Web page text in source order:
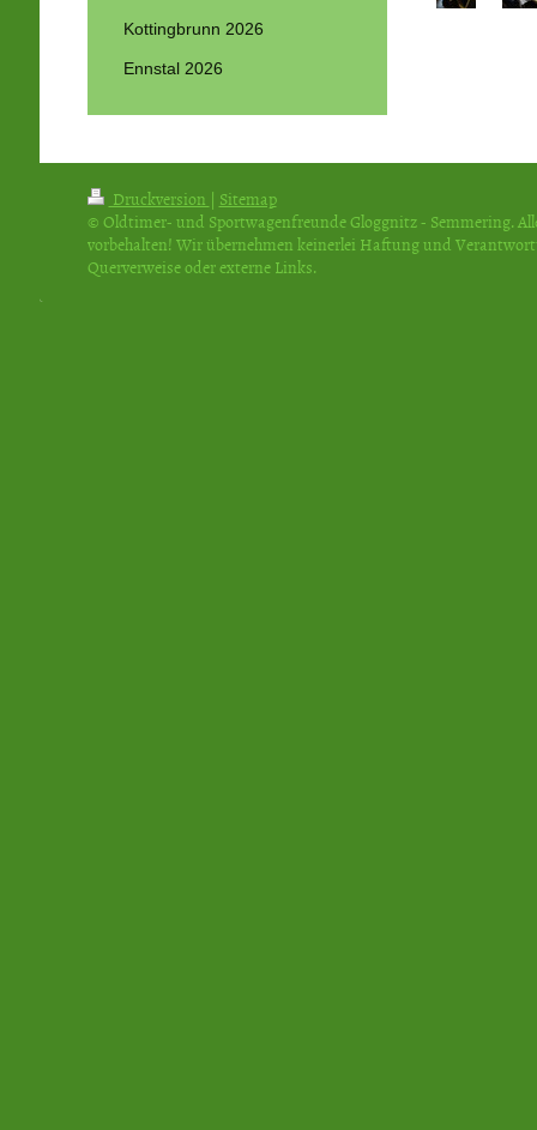
Kottingbrunn 2026
Ennstal 2026
Druckversion | Sitemap
© Oldtimer- und Sportwagenfreunde Gloggnitz - Semmering.
vorbehalten! Wir übernehmen keinerlei Haftung und
Querverweise oder externe Links.